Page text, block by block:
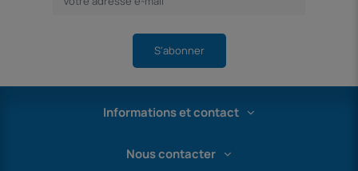
S'abonner
Informations et contact
Nous contacter